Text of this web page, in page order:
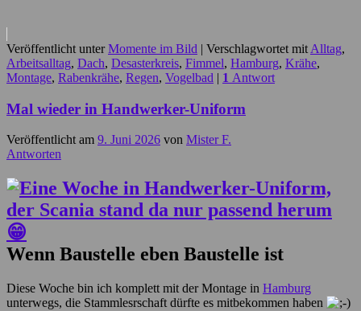
Veröffentlicht unter Momente im Bild | Verschlagwortet mit Alltag,
Arbeitsalltag, Dach, Desasterkreis, Fimmel, Hamburg, Krähe,
Montage, Rabenkrähe, Regen, Vogelbad | 1 Antwort
Mal wieder in Handwerker-Uniform
Veröffentlicht am 9. Juni 2026 von Mister F.
Antworten
Wenn Baustelle eben Baustelle ist
Diese Woche bin ich komplett mit der Montage in Hamburg
unterwegs, die Stammlesrschaft dürfte es mitbekommen haben